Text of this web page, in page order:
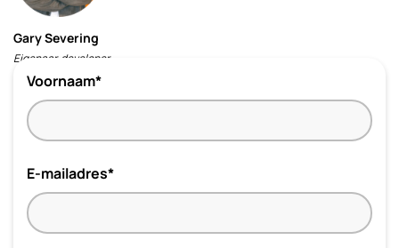
Gary Severing
Eigenaar, developer
Voornaam*
E-mailadres*